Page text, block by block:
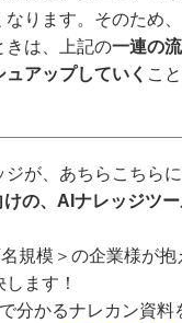
なります。そのため
きは、上記の一連の
アップしていく こ
ジが、あちらこちら
けの、AIナレッジツー
規模＞の企業様が
ます！
分かるナレカン資料